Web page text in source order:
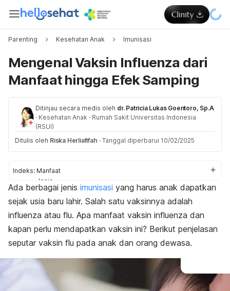
Parenting Kesehatan Anak Imunisasi
Mengenal Vaksin Influenza dari
Manfaat hingga Efek Samping
Ditinjau secara medis oleh dr. Patricia Lukas Goentoro, Sp.A
· Kesehatan Anak · Rumah Sakit Universitas Indonesia
(RSUI)
Ditulis oleh Riska Herliafifah · Tanggal diperbarui 10/02/2025
Indeks: Manfaat
Jenis
Yang perlu mendapat
Yang perlu menunda
Efek samping
Kapan harus ke dokter?
Ada berbagai jenis imunisasi yang harus anak dapatkan
sejak usia baru lahir. Salah satu vaksinnya adalah
influenza atau flu. Apa manfaat vaksin influenza dan
kapan perlu mendapatkan vaksin ini? Berikut penjelasan
seputar vaksin flu pada anak dan orang dewasa.